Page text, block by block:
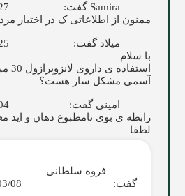
Samira گفت:
ممنون از اطلاعاتی ک در اختیار
میلاد گفت:
با سلام
آسمی مشکل ساز هست؟
امینی گفت:
رابطه ی بوی نامطبوع دهان و اید
لطفا
فروه سلطانی
گفت:
1400/